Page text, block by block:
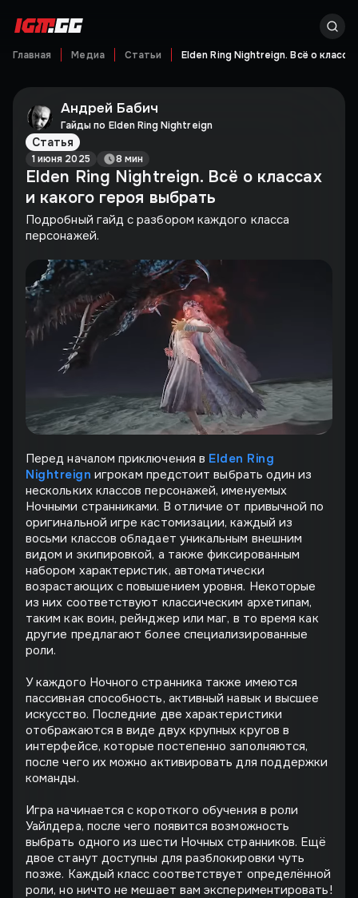
Главная Медиа Статьи Elden Ring Nightreign. Всё о
Андрей Бабич
Гайды по Elden Ring Nightreign
Статья
1 июня 2025 8 мин
Elden Ring Nightreign. Всё о классах
и какого героя выбрать
Подробный гайд с разбором каждого класса
персонажей.
Перед началом приключения в Elden Ring
Nightreign игрокам предстоит выбрать один из
нескольких классов персонажей, именуемых
Ночными странниками. В отличие от привычной по
оригинальной игре кастомизации, каждый из
восьми классов обладает уникальным внешним
видом и экипировкой, а также фиксированным
набором характеристик, автоматически
возрастающих с повышением уровня. Некоторые
из них соответствуют классическим архетипам,
таким как воин, рейнджер или маг, в то время как
другие предлагают более специализированные
роли.
У каждого Ночного странника также имеются
пассивная способность, активный навык и высшее
искусство. Последние две характеристики
отображаются в виде двух крупных кругов в
интерфейсе, которые постепенно заполняются,
после чего их можно активировать для поддержки
команды.
Игра начинается с короткого обучения в роли
Уайлдера, после чего появится возможность
выбрать одного из шести Ночных странников. Ещё
двое станут доступны для разблокировки чуть
позже. Каждый класс соответствует определённой
роли, но ничто не мешает вам экспериментировать!